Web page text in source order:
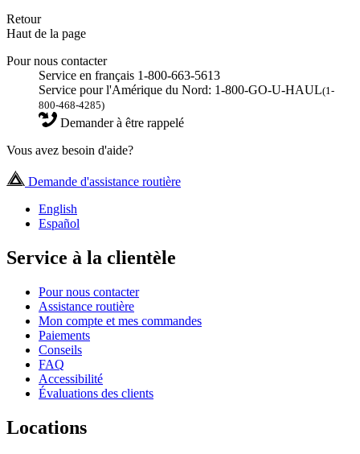
Retour
Haut de la page
Pour nous contacter
Service en français 1-800-663-5613
Service pour l'Amérique du Nord: 1-800-GO-U-HAUL(1-
800-468-4285)
Demander à être rappelé
Vous avez besoin d'aide?
Demande d'assistance routière
English
Español
Service à la clientèle
Pour nous contacter
Assistance routière
Mon compte et mes commandes
Paiements
Conseils
FAQ
Accessibilité
Évaluations des clients
Locations